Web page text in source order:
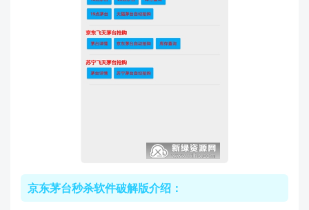
京东茅台秒杀软件破解版介绍：